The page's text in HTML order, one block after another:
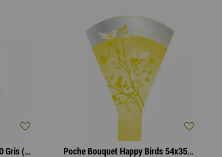
Sac Carton Kirsten 10x10x10 Gris ( x 10 ) Poche Bouquet Happy Birds 54x35x10 Jaune ( x 50 )